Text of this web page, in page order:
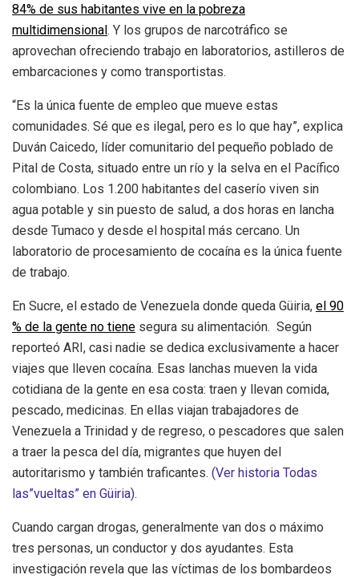
84% de sus habitantes vive en la pobreza
multidimensional. Y los grupos de narcotráfico se
aprovechan ofreciendo trabajo en laboratorios, astilleros de
embarcaciones y como transportistas.
“Es la única fuente de empleo que mueve estas
comunidades. Sé que es ilegal, pero es lo que hay”, explica
Duván Caicedo, líder comunitario del pequeño poblado de
Pital de Costa, situado entre un río y la selva en el Pacífico
colombiano. Los 1.200 habitantes del caserío viven sin
agua potable y sin puesto de salud, a dos horas en lancha
desde Tumaco y desde el hospital más cercano. Un
laboratorio de procesamiento de cocaína es la única fuente
de trabajo.
En Sucre, el estado de Venezuela donde queda Güiria, el 90
% de la gente no tiene segura su alimentación. Según
reporteó ARI, casi nadie se dedica exclusivamente a hacer
viajes que lleven cocaína. Esas lanchas mueven la vida
cotidiana de la gente en esa costa: traen y llevan comida,
pescado, medicinas. En ellas viajan trabajadores de
Venezuela a Trinidad y de regreso, o pescadores que salen
a traer la pesca del día, migrantes que huyen del
autoritarismo y también traficantes. (Ver historia Todas
las”vueltas” en Güiria).
Cuando cargan drogas, generalmente van dos o máximo
tres personas, un conductor y dos ayudantes. Esta
investigación revela que las víctimas de los bombardeos